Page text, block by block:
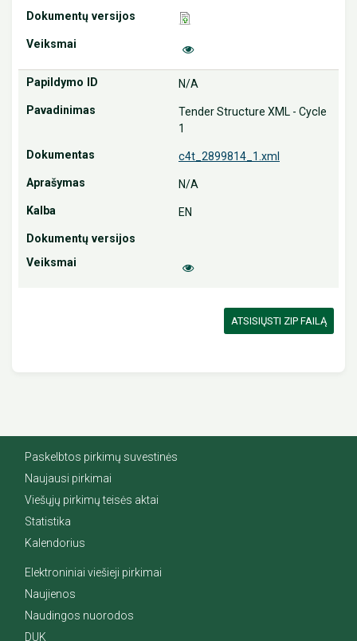
N/A
Tender Structure XML - Cycle
1
c4t_2899814_1.xml
N/A
EN
ATSISIŲSTI ZIP FAILĄ
Paskelbtos pirkimų suvestinės
Naujausi pirkimai
Viešųjų pirkimų teisės aktai
Statistika
Kalendorius
Elektroniniai viešieji pirkimai
Naujienos
Naudingos nuorodos
DUK